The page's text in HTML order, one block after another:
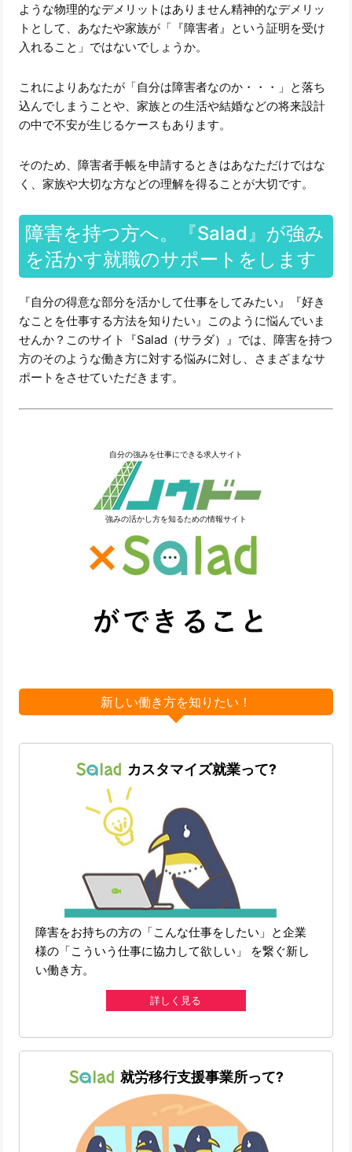
ような物理的なデメリットはありません精神的なデメリッ
トとして、あなたや家族が「『障害者』という証明を受け
入れること」ではないでしょうか。
これによりあなたが「自分は障害者なのか・・・」と落ち
込んでしまうことや、家族との生活や結婚などの将来設計
の中で不安が生じるケースもあります。
そのため、障害者手帳を申請するときはあなただけではな
く、家族や大切な方などの理解を得ることが大切です。
障害を持つ方へ。『Salad』が強み
を活かす就職のサポートをします
『自分の得意な部分を活かして仕事をしてみたい』『好き
なことを仕事する方法を知りたい』このように悩んでいま
せんか？このサイト『Salad（サラダ）』では、障害を持つ
方のそのような働き方に対する悩みに対し、さまざまなサ
ポートをさせていただきます。
自分の強みを仕事にできる求人サイト
強みの活かし方を知るための情報サイト
新しい働き方を知りたい！
カスタマイズ就業って?
障害をお持ちの方の「こんな仕事をしたい」と企業
様の「こういう仕事に協力して欲しい」 を繋ぐ新し
い働き方。
詳しく見る
就労移行支援事業所って?